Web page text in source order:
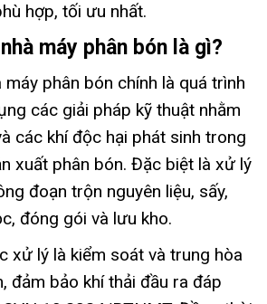
hợp, tối ưu nhất.
máy phân bón là gì?
máy phân bón chính là quá trình
các giải pháp kỹ thuật nhằm
các khí độc hại phát sinh trong
xuất phân bón. Đặc biệt là xử lý
đoạn trộn nguyên liệu, sấy,
đóng gói và lưu kho.
xử lý là kiểm soát và trung hòa
đảm bảo khí thải đầu ra đáp